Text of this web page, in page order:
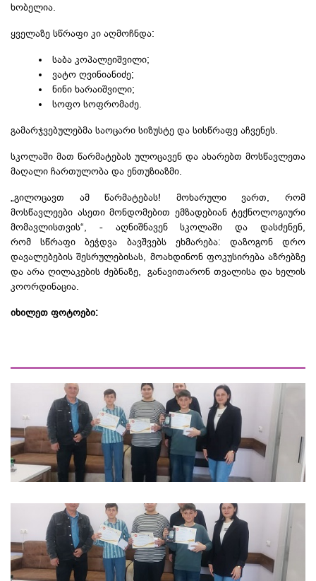
ხობელია
ყველაზე სწრაფი კი აღმოჩნდა:
საბა კოპალეიშვილი;
ვატო ღვინიანიძე;
ნინი ხარაიშვილი;
სოფო სოფრომაძე.
გამარჯვებულებმა საოცარი სიზუსტე და სისწრაფე აჩვენეს.
სკოლაში მათ წარმატებას ულოცავენ და ახარებთ მოსწავლეთა
მაღალი ჩართულობა და ენთუზიაზმი.
„გილოცავთ ამ წარმატებას! მოხარული ვართ, რომ
მოსწავლეები ასეთი მონდომებით ემზადებიან ტექნოლოგიური
მომავლისთვის“, - აღნიშნავენ სკოლაში და დასძენენ,
რომ სწრაფი ბეჭდვა ბავშვებს ეხმარება: დაზოგონ დრო
დავალებების შესრულებისას, მოახდინონ ფოკუსირება აზრებზე
და არა ღილაკებისძებნაზე, განავითარონ თვალისა და ხელის
კოორდინაცია.
იხილეთ ფოტოები: